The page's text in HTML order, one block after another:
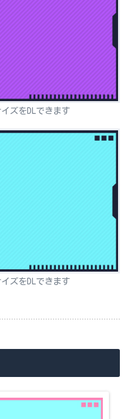
ズをDLできます
ズをDLできます